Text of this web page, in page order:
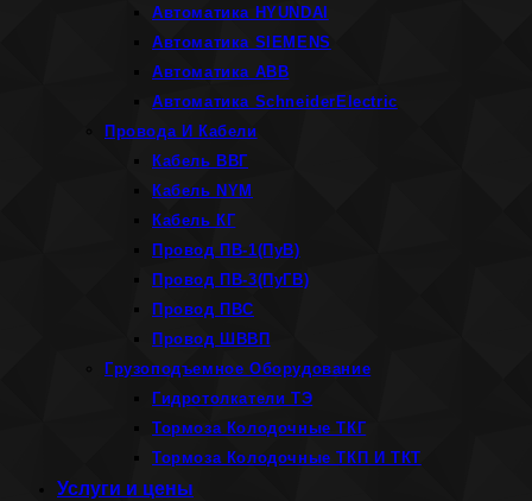
Автоматика HYUNDAI
Автоматика SIEMENS
Автоматика ABB
Автоматика SchneiderElectric
Провода И Кабели
Кабель ВВГ
Кабель NYM
Кабель КГ
Провод ПВ-1(ПуВ)
Провод ПВ-3(ПуГВ)
Провод ПВС
Провод ШВВП
Грузоподъемное Оборудование
Гидротолкатели ТЭ
Тормоза Колодочные ТКГ
Тормоза Колодочные ТКП И ТКТ
Услуги и цены